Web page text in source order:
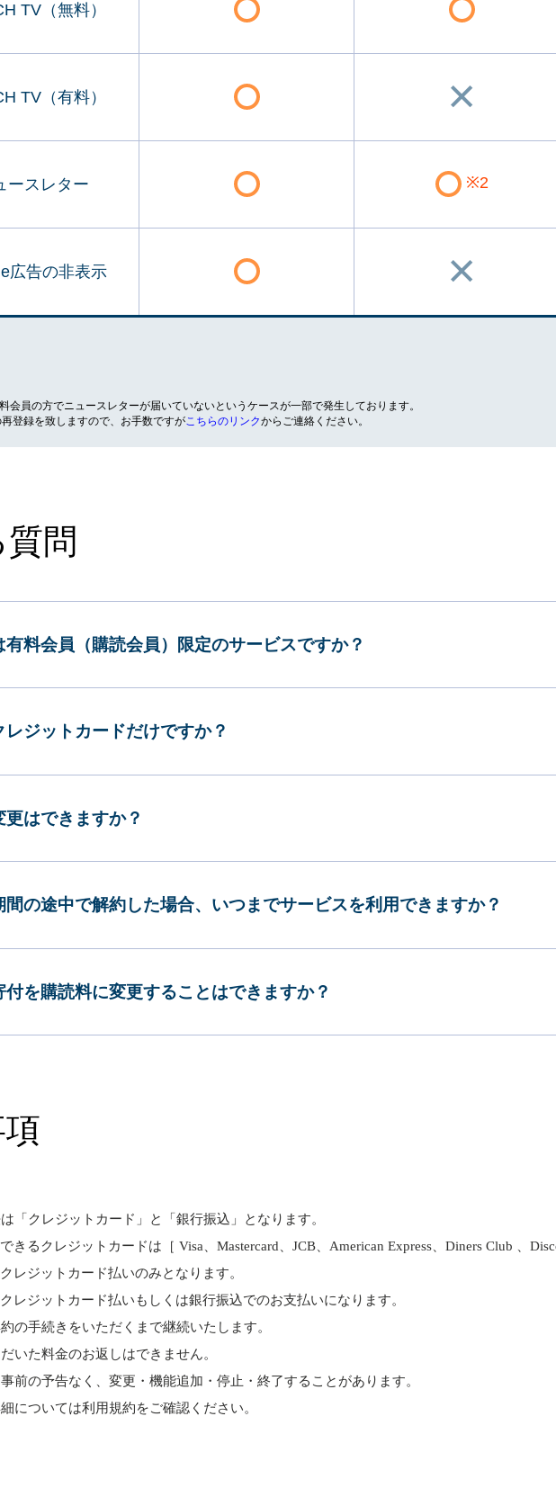
TV（無料）
TV（有料）
ースレター ※2
広告の非表示
員の方でニュースレターが届いていないというケースが一部で発生しております。
登録を致しますので、お手数ですがこちらのリンクからご連絡ください。
問
有料会員（購読会員）限定のサービスですか？
ジットカードだけですか？
はできますか？
間の途中で解約した場合、いつまでサービスを利用できますか？
付を購読料に変更することはできますか？
「クレジットカード」と「銀行振込」となります。
きるクレジットカードは［ Visa、Mastercard、JCB、American Express、Diners Club 、
レジットカード払いのみとなります。
レジットカード払いもしくは銀行振込でのお支払いになります。
の手続きをいただくまで継続いたします。
いた料金のお返しはできません。
前の予告なく、変更・機能追加・停止・終了することがあります。
については利用規約をご確認ください。